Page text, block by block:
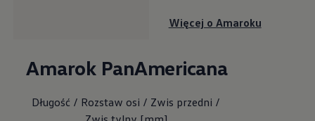
Więcej o Amaroku
Amarok PanAmericana
Długość / Rozstaw osi / Zwis przedni /